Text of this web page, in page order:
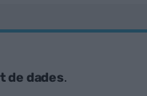
de dades.